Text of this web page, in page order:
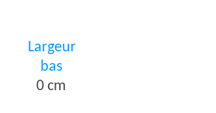
Largeur
bas
0 cm